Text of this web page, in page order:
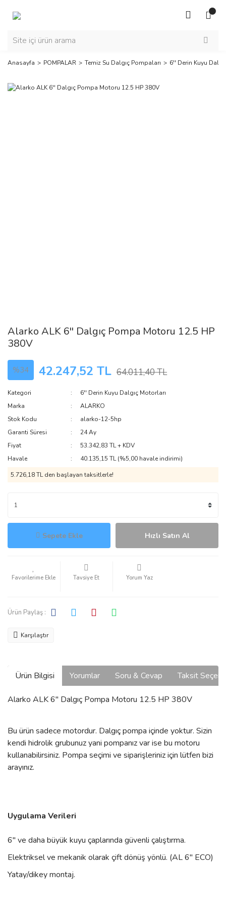
Anasayfa POMPALAR Temiz Su Dalgıç Pompaları 6'' Derin Kuyu
Alarko ALK 6'' Dalgıç Pompa Motoru 12.5 HP
380V
%34 42.247,52 TL 64.011,40 TL
Kategori
6'' Derin Kuyu Dalgıç Motorları
Marka
ALARKO
Stok Kodu
alarko-12-5hp
Garanti Süresi
24 Ay
Fiyat
53.342,83 TL + KDV
Havale
40.135,15 TL (%5,00 havale indirimi)
5.726,18 TL den başlayan taksitlerle!
Sepete Ekle Hızlı Satın Al
Tavsiye Et Yorum Yaz
Ürün Paylaş :
Karşılaştır
Ürün Bilgisi Yorumlar Soru & Cevap Taksit
Alarko ALK 6'' Dalgıç Pompa Motoru 12.5 HP 380V
Bu ürün sadece motordur. Dalgıç pompa içinde yoktur. Sizin
kendi hidrolik grubunuz yani pompanız var ise bu motoru
kullanabilirsiniz. Pompa seçimi ve siparişleriniz için lütfen bizi
arayınız.
Uygulama Verileri
6" ve daha büyük kuyu çaplarında güvenli çalıştırma.
Elektriksel ve mekanik olarak çift dönüş yönlü. (AL 6" ECO)
Yatay/dikey montaj.